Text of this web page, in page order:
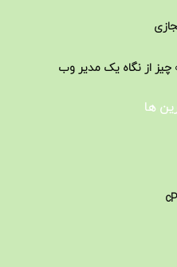
چیز از نگاه یک مدیر وب
ها